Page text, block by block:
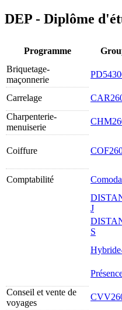
DEP - Diplôme
Programme
Briquetage-
maçonnerie
Carrelage
Charpenterie-
menuiserie
Coiffure
Comptabilité
J
S
Conseil et vente de
voyages